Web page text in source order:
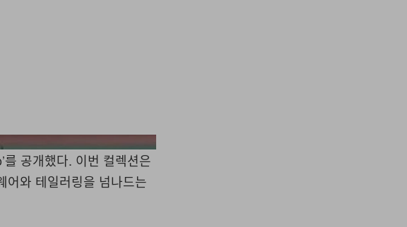
Accessbadbunny/X
를 공개했다. 이번 컬렉션은
어와 테일러링을 넘나드는